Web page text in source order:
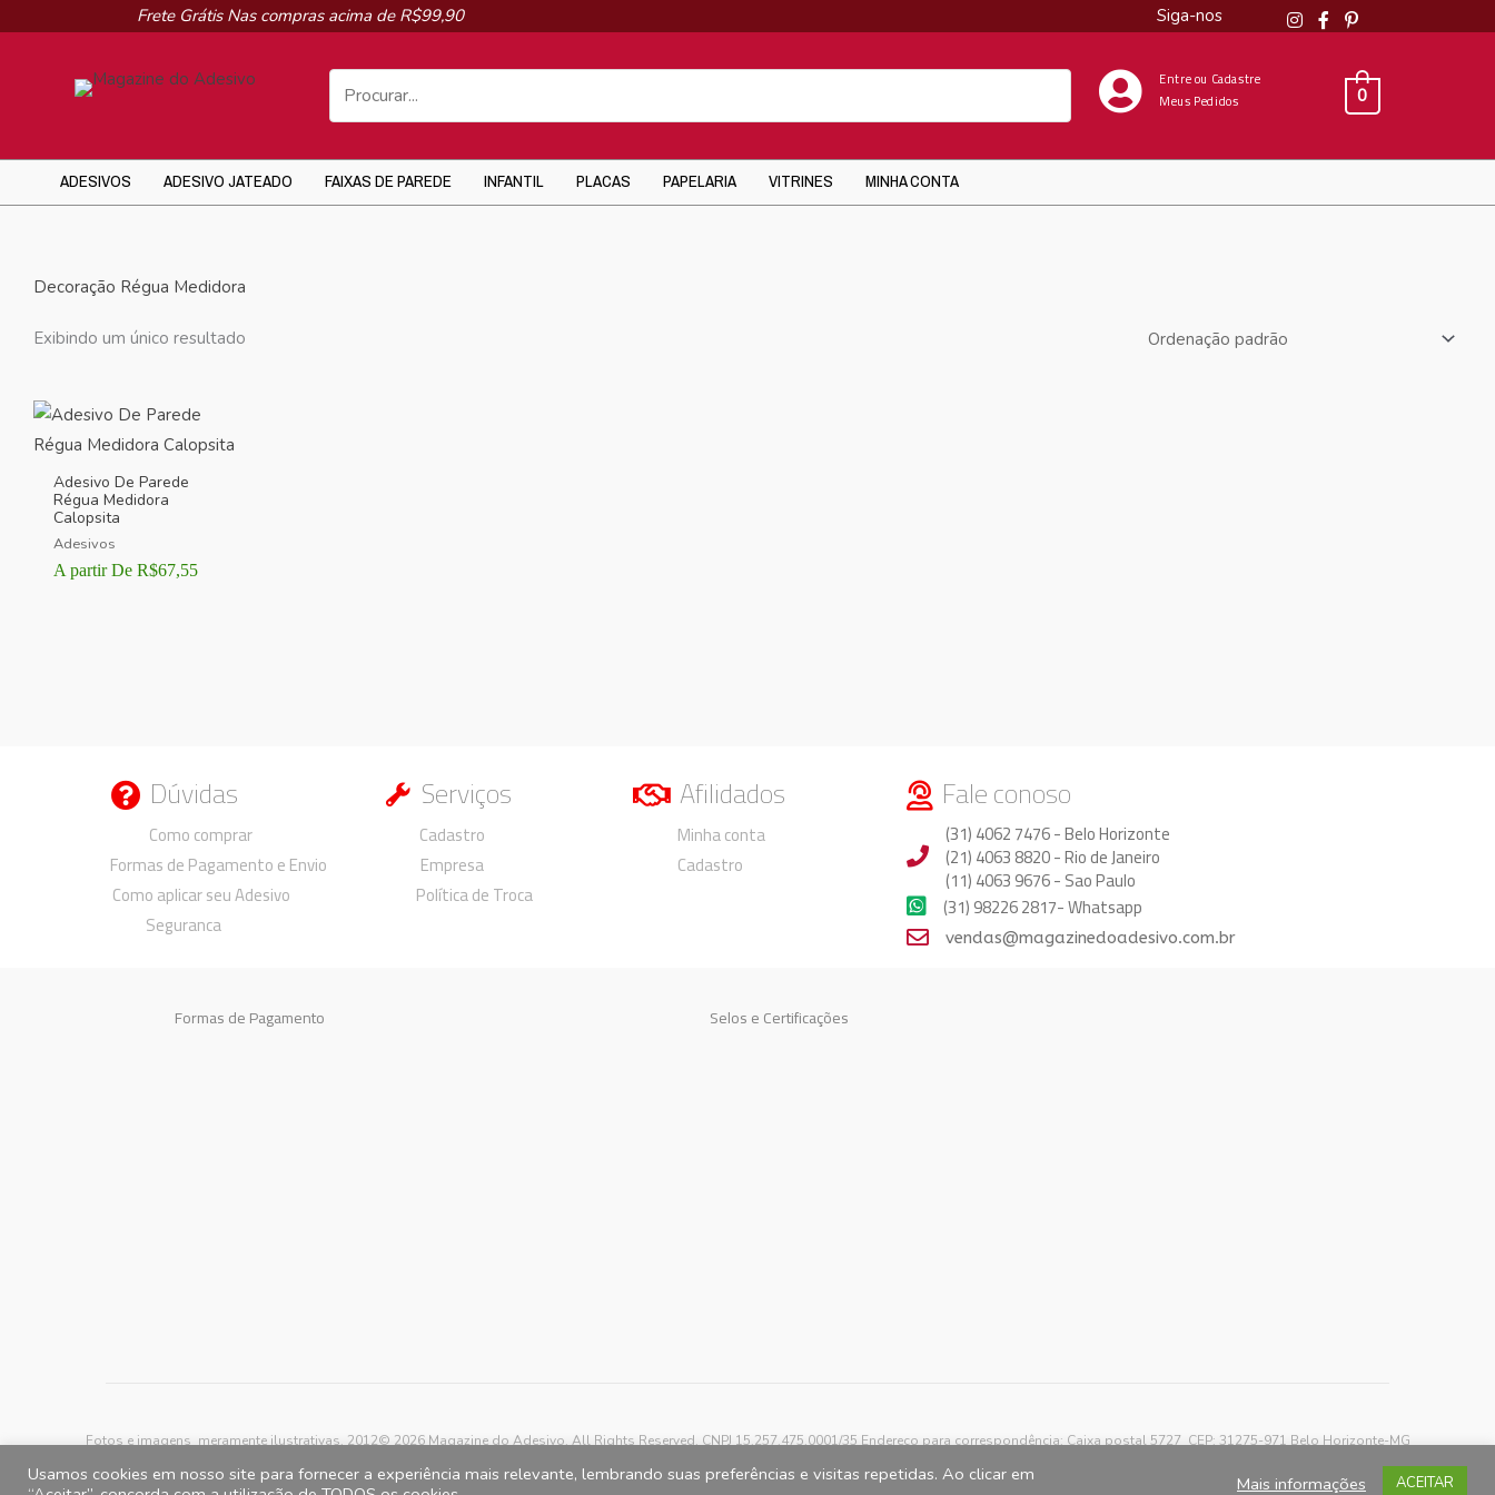
Frete Grátis Nas compras acima de R$99,90 Siga-nos
Entre ou Cadastre
Meus Pedidos
0
ADESIVOS ADESIVO JATEADO FAIXAS DE PAREDE INFANTIL PLACAS PAPELARIA VITRINES MINHA CONTA
Decoração Régua Medidora
Exibindo um único resultado
Adesivo De Parede
Régua Medidora
Calopsita
Adesivos
A partir De R$67,55
Duvidas
Dúvidas
Como comprar
Formas de Pagamento e Envio
Como aplicar seu Adesivo
Seguranca
Duvidas
Serviços
Cadastro
Empresa
Política de Troca
Duvidas
Afilidados
Minha conta
Cadastro
Duvidas
Fale conoso
(31) 4062 7476 - Belo Horizonte
(21) 4063 8820 - Rio de Janeiro
(11) 4063 9676 - Sao Paulo
(31) 98226 2817- Whatsapp
vendas@magazinedoadesivo.com.br
Formas de Pagamento Selos e Certificações
Fotos e imagens meramente ilustrativas, 2012© 2026 Magazine do Adesivo. All Rights Reserved. CNPJ 15.257.475.0001/35 Endereço para correspondência: Caixa postal 5727 CEP: 31275-971 Belo Horizonte-MG
Usamos cookies em nosso site para fornecer a experiência mais relevante, lembrando suas preferências e visitas repetidas. Ao clicar em
Mais informações ACEITAR